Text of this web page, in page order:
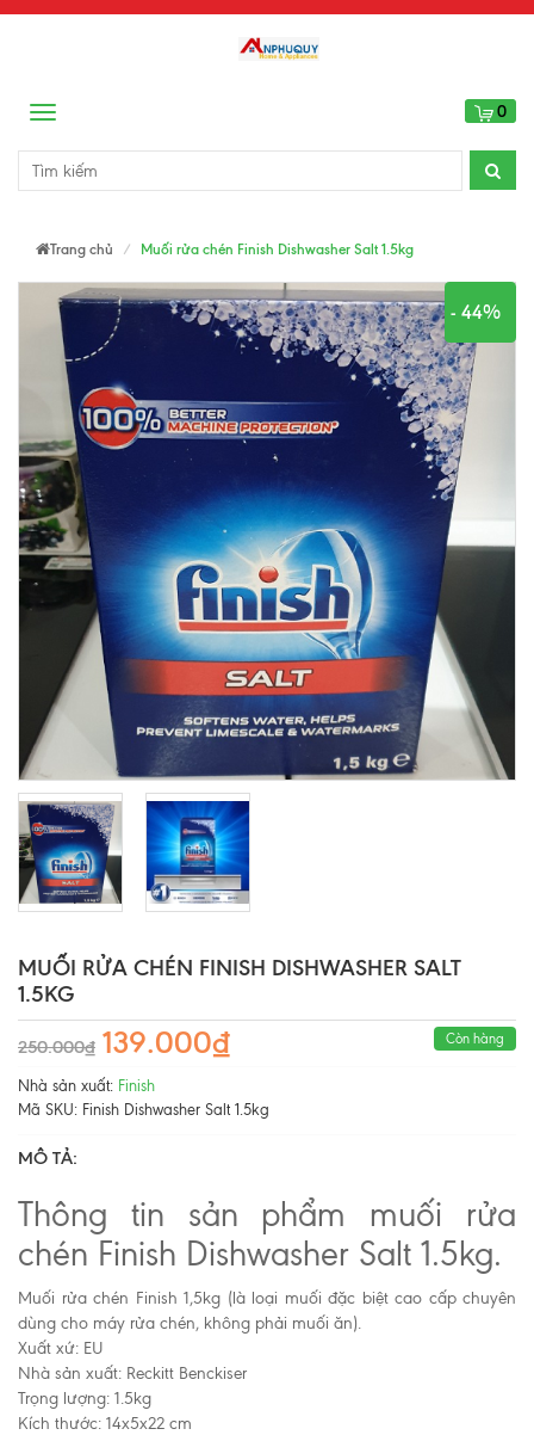
Menu 0
Trang chủ Muối rửa chén Finish Dishwasher Salt 1.5kg
- 44%
MUỐI RỬA CHÉN FINISH DISHWASHER SALT
1.5KG
250.000₫ 139.000₫ Còn hàng
Nhà sản xuất: Finish
Mã SKU: Finish Dishwasher Salt 1.5kg
MÔ TẢ:
Thông tin sản phẩm muối rửa
chén Finish Dishwasher Salt 1.5kg.
Muối rửa chén Finish 1,5kg (là loại muối đặc biệt cao cấp chuyên
dùng cho máy rửa chén, không phải muối ăn).
Xuất xứ: EU
Nhà sản xuất: Reckitt Benckiser
Trọng lượng: 1.5kg
Kích thước: 14x5x22 cm